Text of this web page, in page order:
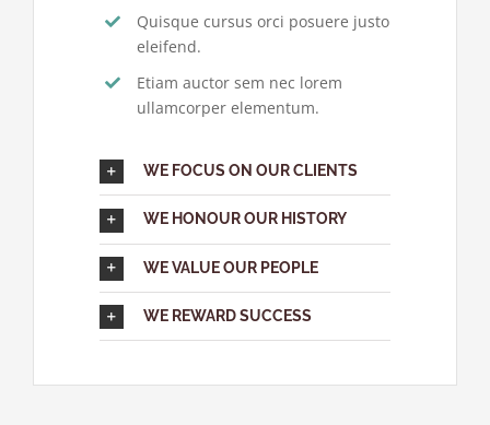
Quisque cursus orci posuere justo
eleifend.
Etiam auctor sem nec lorem
ullamcorper elementum.
WE FOCUS ON OUR CLIENTS
WE HONOUR OUR HISTORY
WE VALUE OUR PEOPLE
WE REWARD SUCCESS